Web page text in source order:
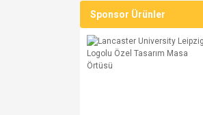
Sponsor Ürünler